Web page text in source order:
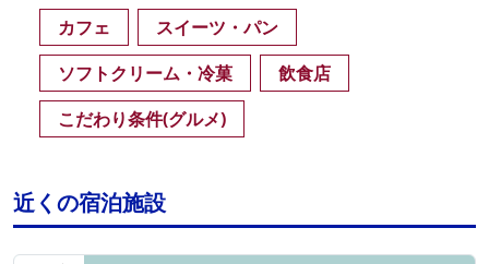
カフェ
スイーツ・パン
ソフトクリーム・冷菓
飲食店
こだわり条件(グルメ)
近くの宿泊施設